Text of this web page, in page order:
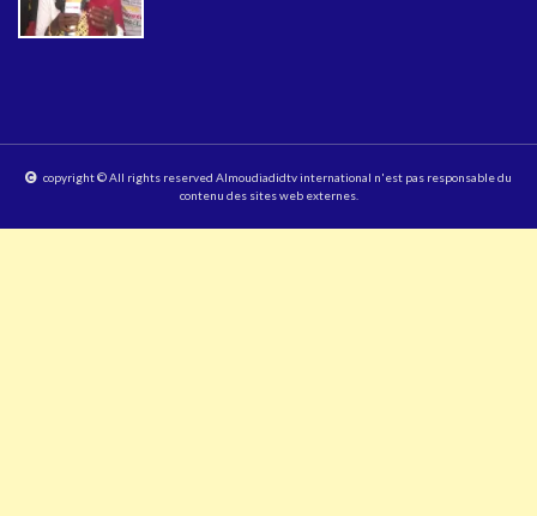
copyright © All rights reserved Almoudiadidtv international n'est pas responsable du
contenu des sites web externes.